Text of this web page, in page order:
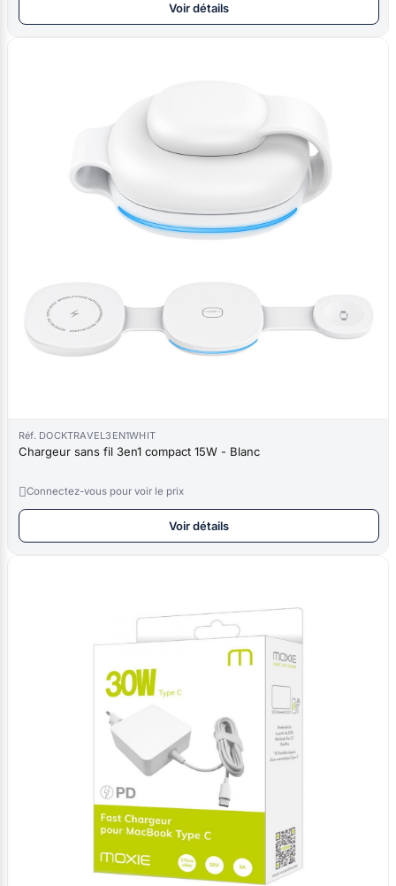
Voir détails
Réf. DOCKTRAVEL3EN1WHIT
Chargeur sans fil 3en1 compact 15W - Blanc
Connectez-vous pour voir le prix
Voir détails